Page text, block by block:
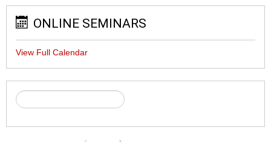
ONLINE SEMINARS
View Full Calendar